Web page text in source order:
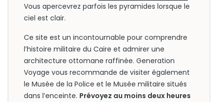
Vous apercevrez parfois les pyramides lorsque le
ciel est clair.
Ce site est un incontournable pour comprendre
l’histoire militaire du Caire et admirer une
architecture ottomane raffinée. Generation
Voyage vous recommande de visiter également
le Musée de la Police et le Musée militaire situés
dans l’enceinte. Prévoyez au moins deux heures